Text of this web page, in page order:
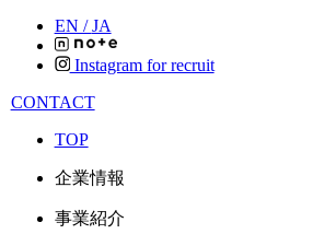
EN /JA
Instagram for recruit
CONTACT
TOP
企業情報
事業紹介